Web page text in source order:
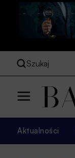
Szukaj
Aktualności